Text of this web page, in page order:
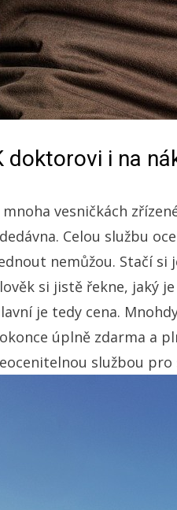
doktorovi i na
mnoha vesničkách
Celou službu
nemůžou. Stačí
si jistě řekne, jaký
je tedy cena.
úplně zdarma a
službou